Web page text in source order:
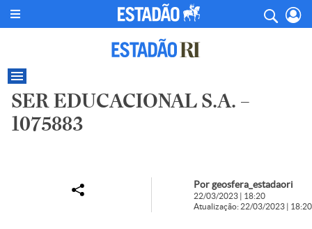
SER EDUCACIONAL S.A. –
1075883
Por geosfera_estadaori
22/03/2023 | 18:20
Atualização: 22/03/2023 | 18:20